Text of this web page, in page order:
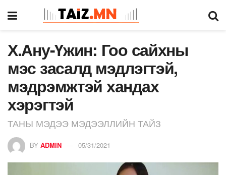
Х.Ану-Үжин: Гоо сайхны
мэс засалд мэдлэгтэй,
мэдрэмжтэй хандах
хэрэгтэй
ТАНЫ МЭДЭЭ МЭДЭЭЛЛИЙН ТАЙЗ
BY ADMIN 05/31/2021